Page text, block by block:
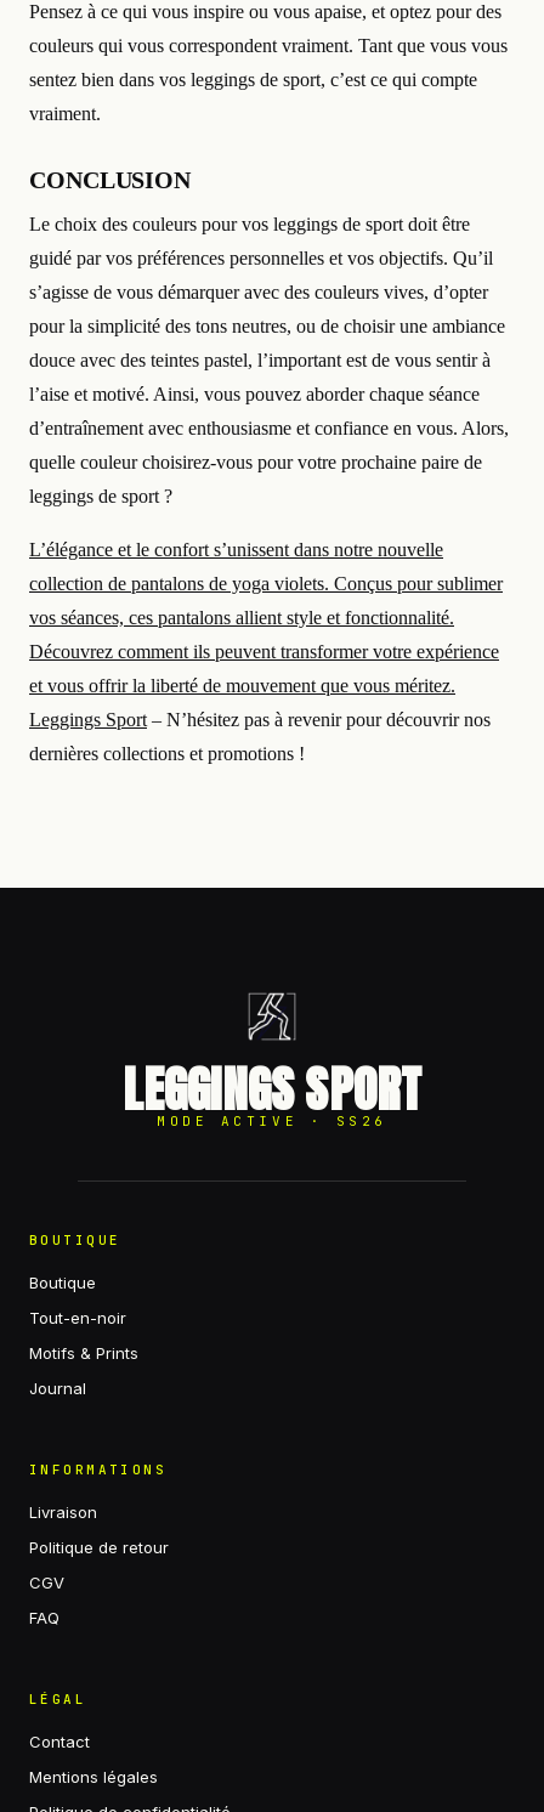
Pensez à ce qui vous inspire ou vous apaise, et optez pour des
couleurs qui vous correspondent vraiment. Tant que vous vous
sentez bien dans vos leggings de sport, c’est ce qui compte
vraiment.
CONCLUSION
Le choix des couleurs pour vos leggings de sport doit être
guidé par vos préférences personnelles et vos objectifs. Qu’il
s’agisse de vous démarquer avec des couleurs vives, d’opter
pour la simplicité des tons neutres, ou de choisir une ambiance
douce avec des teintes pastel, l’important est de vous sentir à
l’aise et motivé. Ainsi, vous pouvez aborder chaque séance
d’entraînement avec enthousiasme et confiance en vous. Alors,
quelle couleur choisirez-vous pour votre prochaine paire de
leggings de sport ?
L’élégance et le confort s’unissent dans notre nouvelle
collection de pantalons de yoga violets. Conçus pour sublimer
vos séances, ces pantalons allient style et fonctionnalité.
Découvrez comment ils peuvent transformer votre expérience
et vous offrir la liberté de mouvement que vous méritez.
Leggings Sport – N’hésitez pas à revenir pour découvrir nos
dernières collections et promotions !
LEGGINGS SPORT
MODE ACTIVE · SS26
BOUTIQUE
Boutique
Tout-en-noir
Motifs & Prints
Journal
INFORMATIONS
Livraison
Politique de retour
CGV
FAQ
LÉGAL
Contact
Mentions légales